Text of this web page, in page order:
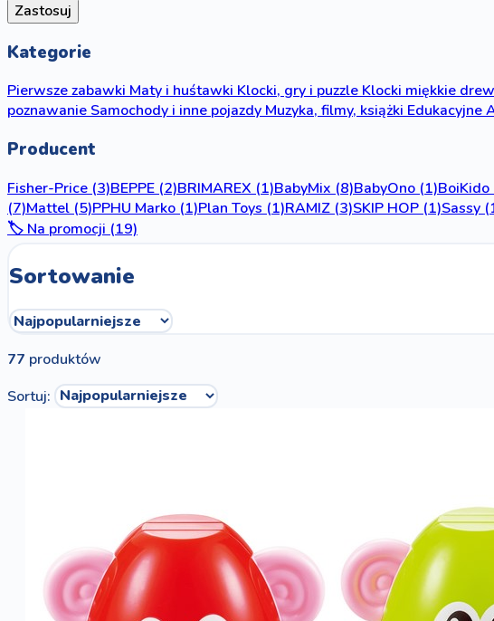
Zastosuj
Kategorie
Pierwsze zabawkiMaty i huśtawkiKlocki, gry i puzzleKlockimiękkie
poznawanieSamochody i inne pojazdyMuzyka, filmy, książkiEdukacyjne
Producent
Fisher-Price (3)BEPPE (2)BRIMAREX (1)BabyMix (8)BabyOno (1)BoiKido
(7)Mattel (5)PPHU Marko (1)Plan Toys (1)RAMIZ (3)SKIP HOP (1)Sassy
🏷️ Na promocji (19)
Sortowanie
77 produktów
Sortuj: